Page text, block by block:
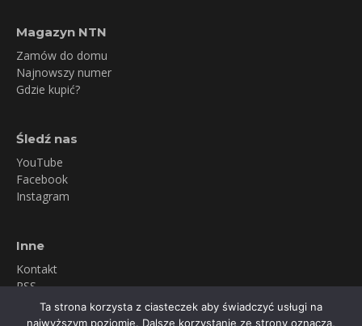
Magazyn NTN
Zamów do domu
Najnowszy numer
Gdzie kupić?
Śledź nas
YouTube
Facebook
Instagram
Inne
Kontakt
RSS
Newsletter
Polityka prywatności
Ta strona korzysta z ciasteczek aby świadczyć usługi na
najwyższym poziomie. Dalsze korzystanie ze strony oznacza,